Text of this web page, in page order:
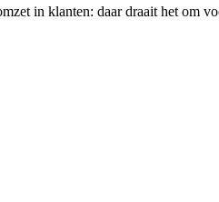
in klanten: daar draait het om